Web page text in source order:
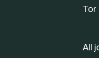
Tor
All